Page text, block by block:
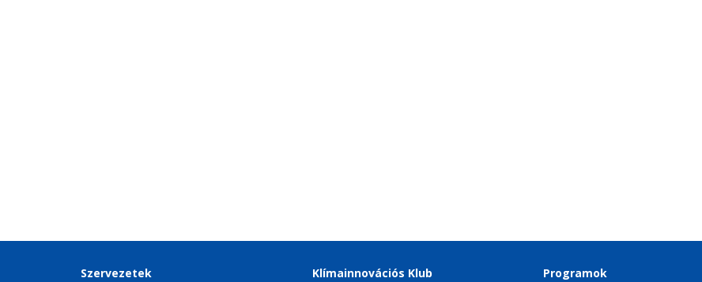
Szervezetek Klímainnovációs Klub Programok